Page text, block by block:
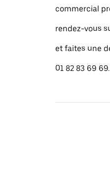
commercial
rendez-vous
et faites une
01 82 83 69 69.